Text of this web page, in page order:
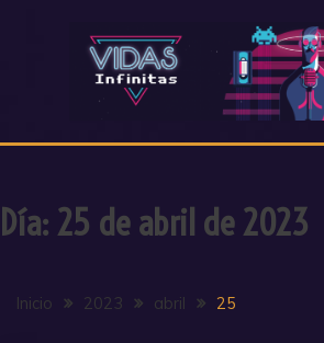
Día: 25 de abril de 2023
Inicio 2023 abril 25